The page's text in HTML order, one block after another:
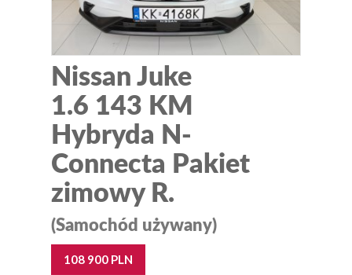
Nissan Juke
1.6 143 KM
Hybryda N-
Connecta Pakiet
zimowy R.
(Samochód używany)
108 900 PLN